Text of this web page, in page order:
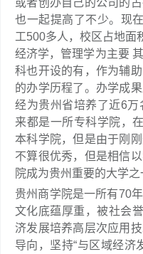
或者创办自己的公司的
也一起提高了不少。现
工500多人，校区占地面
经济学，管理学为主要
科也开设的有，作为辅
的办学历程了。办学成
经为贵州省培养了近6
来都是一所专科学院，
本科学院，但是由于刚
不算很优秀，但是相信
院成为贵州重要的大学之
贵州商学院是一所有70
文化底蕴厚重，被社会
济发展培养高层次应用
导向，坚持“与区域经济